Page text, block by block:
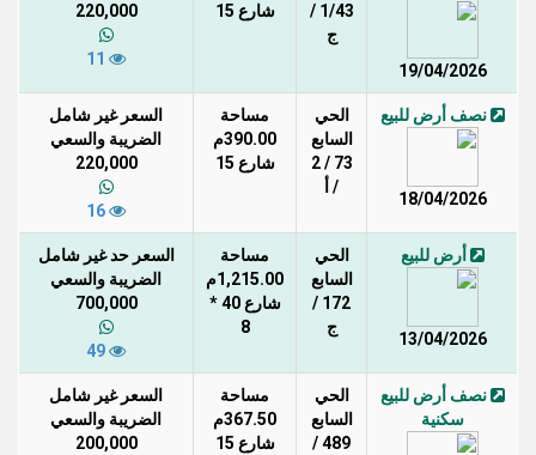
19/04/2026
1/43 /
ج
شارع 15
220,000
نصف أرض للبيع
18/04/2026
الحي
السابع
73 / 2
/ أ
مساحة
390.00م
شارع 15
السعر غير شامل
الضريبة والسعي
220,000
أرض للبيع
13/04/2026
الحي
السابع
172 /
ج
مساحة
1,215.00م
شارع 40 *
8
السعر حد غير شامل
الضريبة والسعي
700,000
نصف أرض للبيع
سكنية
الحي
السابع
489 /
مساحة
367.50م
شارع 15
السعر غير شامل
الضريبة والسعي
200,000